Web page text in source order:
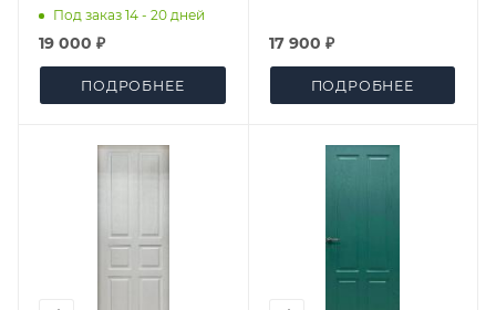
ПАТИНА СЕРЕБРО ДО
Под заказ 14 - 20 дней
19 000 ₽
ПОДРОБНЕЕ
17 900 ₽
ПОДРОБНЕЕ